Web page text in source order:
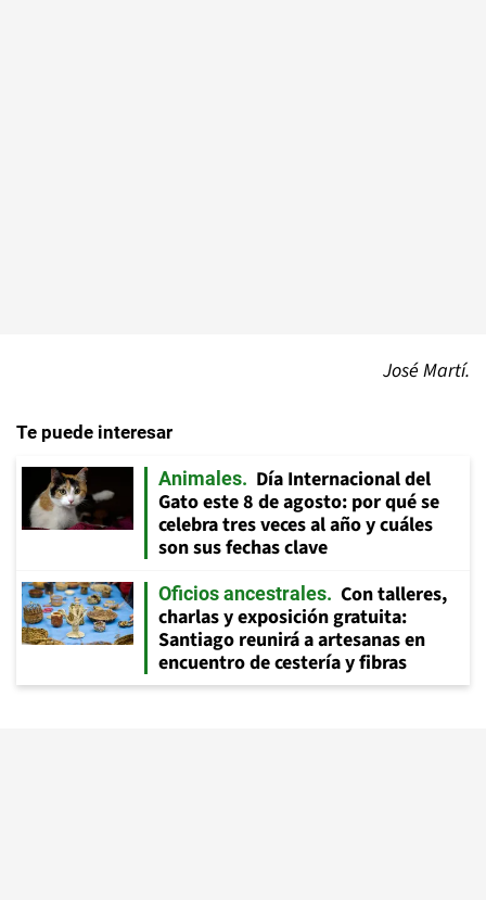
José Martí.
Te puede interesar
Animales
Día Internacional del
Gato este 8 de agosto: por qué se
celebra tres veces al año y cuáles
son sus fechas clave
Oficios ancestrales
Con talleres,
charlas y exposición gratuita:
Santiago reunirá a artesanas en
encuentro de cestería y fibras